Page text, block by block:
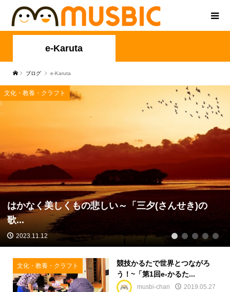
e-Karuta
ブログ e-Karuta
文化・教養・クラフト
はかなく美しくもの悲しい～「三夕(さんせき)の
歌...
2023.11.12 1 2 3 4 5
文化・教養・クラフト
競技かるたで世界とつながろ
う！~「第1回e-かるた...
musbi-chan 2019.05.27